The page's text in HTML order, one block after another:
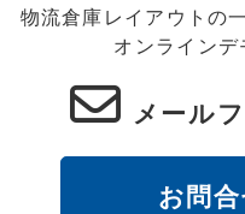
物流倉庫レイアウトの
オンラインデ
メール
お問